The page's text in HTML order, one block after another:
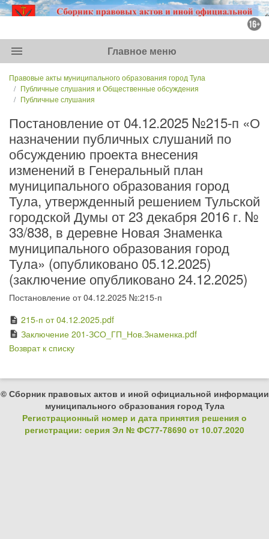
menu Главное меню
Правовые акты муниципального образования город Тула
Публичные слушания и Общественные обсуждения
Публичные слушания
Постановление от 04.12.2025 №215-п «О
назначении публичных слушаний по
обсуждению проекта внесения
изменений в Генеральный план
муниципального образования город
Тула, утвержденный решением Тульской
городской Думы от 23 декабря 2016 г. №
33/838, в деревне Новая Знаменка
муниципального образования город
Тула» (опубликовано 05.12.2025)
(заключение опубликовано 24.12.2025)
Постановление от 04.12.2025 №:215-п
description 215-п от 04.12.2025.pdf
description Заключение 201-ЗСО_ГП_Нов.Знаменка.pdf
Возврат к списку
© Сборник правовых актов и иной официальной информации
муниципального образования город Тула
Регистрационный номер и дата принятия решения о
регистрации: серия Эл № ФС77-78690 от 10.07.2020